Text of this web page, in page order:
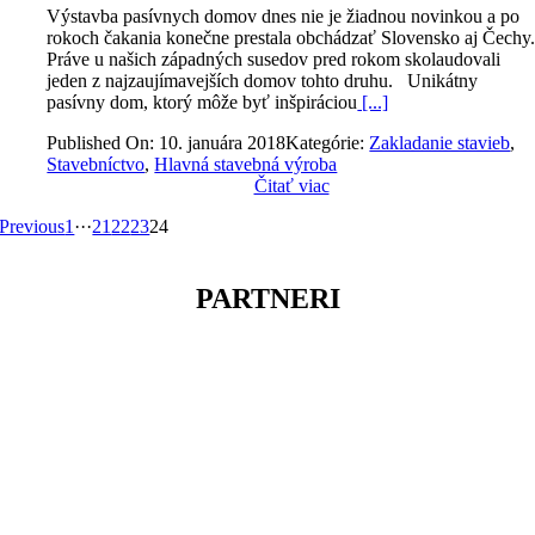
Výstavba pasívnych domov dnes nie je žiadnou novinkou a po
rokoch čakania konečne prestala obchádzať Slovensko aj Čechy.
Práve u našich západných susedov pred rokom skolaudovali
jeden z najzaujímavejších domov tohto druhu. Unikátny
pasívny dom, ktorý môže byť inšpiráciou [...]
Published On: 10. januára 2018Kategórie: Zakladanie stavieb,
Stavebníctvo,Hlavná stavebná výroba
Čitať viac
Previous1 ···21 222324
PARTNERI